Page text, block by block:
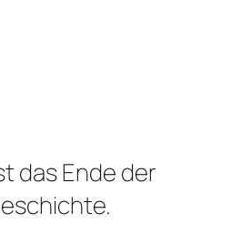
das Ende der